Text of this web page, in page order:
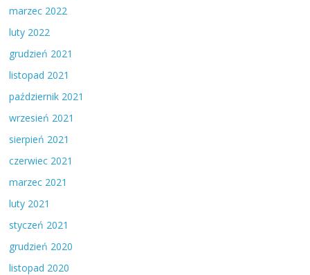
marzec 2022
luty 2022
grudzień 2021
listopad 2021
październik 2021
wrzesień 2021
sierpień 2021
czerwiec 2021
marzec 2021
luty 2021
styczeń 2021
grudzień 2020
listopad 2020